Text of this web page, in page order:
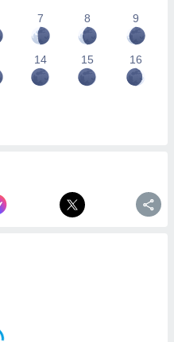
7 8 9
14 15 16